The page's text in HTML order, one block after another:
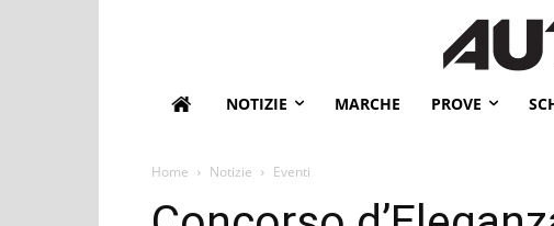
NOTIZIE MARCHE PROVE
Home Notizie Eventi